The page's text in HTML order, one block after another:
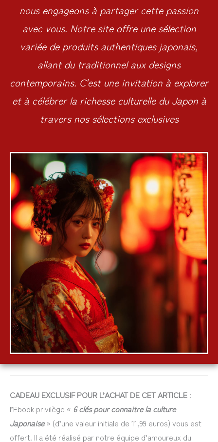
nous engageons à partager cette passion
avec vous. Notre site offre une sélection
variée de produits authentiques japonais,
allant du traditionnel aux designs
contemporains. C'est une invitation à explorer
et à célébrer la richesse culturelle du Japon à
travers nos sélections exclusives
CADEAU EXCLUSIF POUR L’ACHAT DE CET ARTICLE :
l’Ebook privilège « 6 clés pour connaitre la culture
Japonaise» (d’une valeur initiale de 11,99 euros) vous est
offert. Il a été réalisé par notre équipe d’amoureux du